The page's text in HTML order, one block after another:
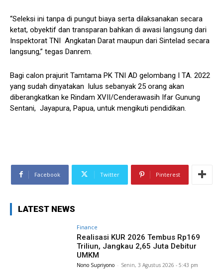
“Seleksi ini tanpa di pungut biaya serta dilaksanakan secara
ketat, obyektif dan transparan bahkan di awasi langsung dari
Inspektorat TNI Angkatan Darat maupun dari Sintelad secara
langsung,” tegas Danrem.
Bagi calon prajurit Tamtama PK TNI AD gelombang I TA. 2022
yang sudah dinyatakan lulus sebanyak 25 orang akan
diberangkatkan ke Rindam XVII/Cenderawasih Ifar Gunung
Sentani, Jayapura, Papua, untuk mengikuti pendidikan.
Facebook Twitter Pinterest
LATEST NEWS
Finance
Realisasi KUR 2026 Tembus Rp169
Triliun, Jangkau 2,65 Juta Debitur
UMKM
Nono Supriyono - Senin, 3 Agustus 2026 - 5:43 pm